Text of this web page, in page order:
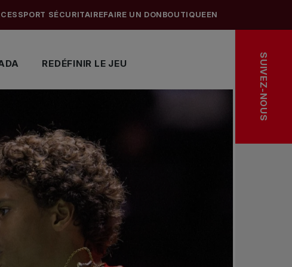
REDÉFINIR LE JEU
SPORT SÉCURITAIREFAIRE UN DON BOUTIQUEEN
SUIVEZ-NOUS